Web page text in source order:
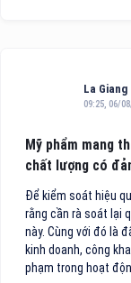
La Giang
09:25, 06/
Mỹ phẩm mang
chất lượng có
Để kiểm soát hiệu
rằng cần rà soát lại
này. Cùng với đó là
kinh doanh, công
phạm trong hoạt